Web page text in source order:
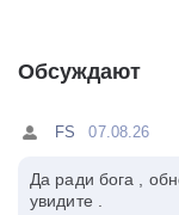
Обсуждают
FS 07.08.26
Да ради бога ,
увидите .